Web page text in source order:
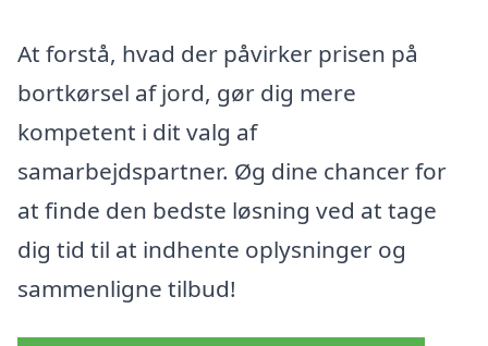
At forstå, hvad der påvirker prisen på
bortkørsel af jord, gør dig mere
kompetent i dit valg af
samarbejdspartner. Øg dine chancer for
at finde den bedste løsning ved at tage
dig tid til at indhente oplysninger og
sammenligne tilbud!